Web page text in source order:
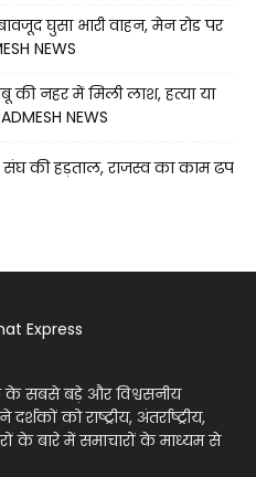
घुसा भारी वाहन, मेन रोड पर
NEWS
की नहर में मिली लाश, हत्या या
NEWS
संघ की हड़ताल, राजस्व का काम ढप
के सबसे बड़े और विश्वसनीय
को राष्ट्रीय, अंतर्राष्ट्रीय,
के बारे में समाचारों के माध्यम से